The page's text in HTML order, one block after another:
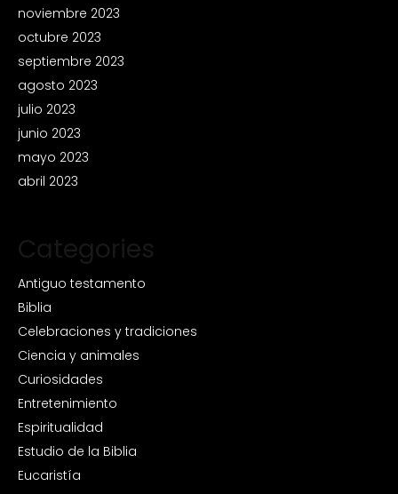
noviembre 2023
octubre 2023
septiembre 2023
agosto 2023
julio 2023
junio 2023
mayo 2023
abril 2023
Categories
Antiguo testamento
Biblia
Celebraciones y tradiciones
Ciencia y animales
Curiosidades
Entretenimiento
Espiritualidad
Estudio de la Biblia
Eucaristía